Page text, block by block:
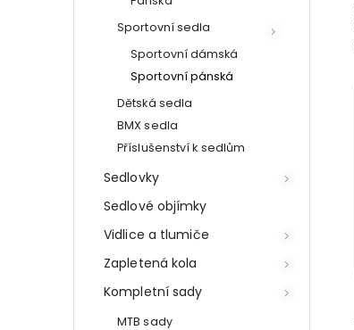
Sportovní sedla
Sportovní dámská
Sportovní pánská
Dětská sedla
BMX sedla
Příslušenství k sedlům
Sedlovky
Sedlové objímky
Vidlice a tlumiče
Zapletená kola
Kompletní sady
MTB sady